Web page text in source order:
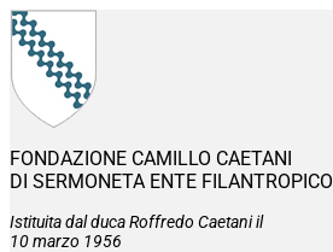
FONDAZIONE CAMILLO CAETANI
DI SERMONETA ENTE FILANTROPICO
Istituita dal duca Roffredo Caetani il
10 marzo 1956